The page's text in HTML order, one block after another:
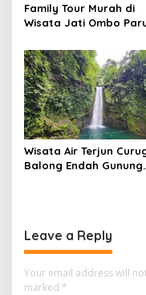
Family Tour Murah di
Wisata Jati Ombo
Wisata Air Terjun
Balong Endah Gunung
Leave a Reply
Your email address will
marked *